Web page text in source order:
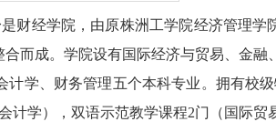
财经学院，由原株洲工学院经济管理学
而成。学院设有国际经济与贸易、金融
学、财务管理五个本科专业。拥有校级
计学），双语示范教学课程2门（国际贸